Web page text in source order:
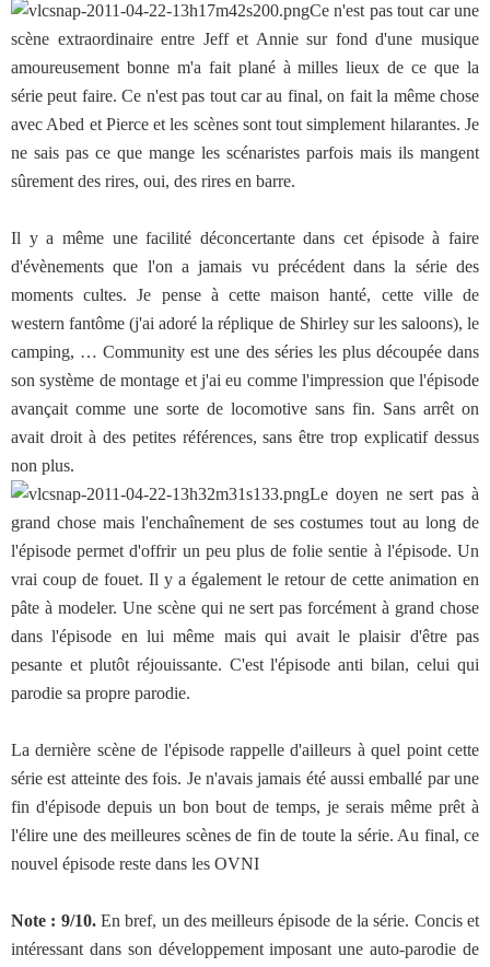
Ce n'est pas tout car une
scène extraordinaire entre Jeff et Annie sur fond d'une musique
amoureusement bonne m'a fait plané à milles lieux de ce que la
série peut faire. Ce n'est pas tout car au final, on fait la même chose
avec Abed et Pierce et les scènes sont tout simplement hilarantes. Je
ne sais pas ce que mange les scénaristes parfois mais ils mangent
sûrement des rires, oui, des rires en barre.
Il y a même une facilité déconcertante dans cet épisode à faire
d'évènements que l'on a jamais vu précédent dans la série des
moments cultes. Je pense à cette maison hanté, cette ville de
western fantôme (j'ai adoré la réplique de Shirley sur les saloons), le
camping, … Community est une des séries les plus découpée dans
son système de montage et j'ai eu comme l'impression que l'épisode
avançait comme une sorte de locomotive sans fin. Sans arrêt on
avait droit à des petites références, sans être trop explicatif dessus
non plus.
Le doyen ne sert pas à
grand chose mais l'enchaînement de ses costumes tout au long de
l'épisode permet d'offrir un peu plus de folie sentie à l'épisode. Un
vrai coup de fouet. Il y a également le retour de cette animation en
pâte à modeler. Une scène qui ne sert pas forcément à grand chose
dans l'épisode en lui même mais qui avait le plaisir d'être pas
pesante et plutôt réjouissante. C'est l'épisode anti bilan, celui qui
parodie sa propre parodie.
La dernière scène de l'épisode rappelle d'ailleurs à quel point cette
série est atteinte des fois. Je n'avais jamais été aussi emballé par une
fin d'épisode depuis un bon bout de temps, je serais même prêt à
l'élire une des meilleures scènes de fin de toute la série. Au final, ce
nouvel épisode reste dans les OVNI
Note : 9/10.En bref, un des meilleurs épisode de la série. Concis et
intéressant dans son développement imposant une auto-parodie de